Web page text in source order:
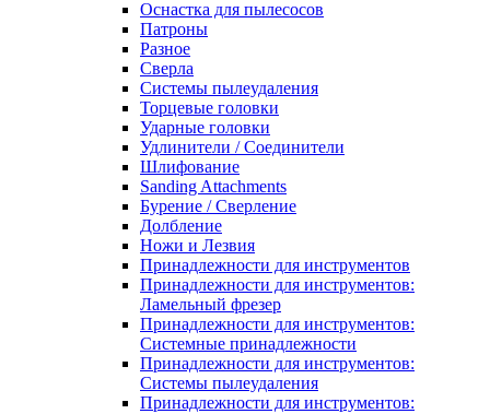
Оснастка для пылесосов
Патроны
Разное
Сверла
Системы пылеудаления
Торцевые головки
Ударные головки
Удлинители / Соединители
Шлифование
Sanding Attachments
Бурение / Сверление
Долбление
Ножи и Лезвия
Принадлежности для инструментов
Принадлежности для инструментов:
Ламельный фрезер
Принадлежности для инструментов:
Системные принадлежности
Принадлежности для инструментов:
Системы пылеудаления
Принадлежности для инструментов: